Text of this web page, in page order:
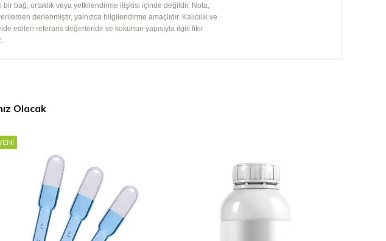
bağ, ortaklık veya yetkilendirme ilişkisi içinde değildir. Nota,
derlenmiştir, yalnızca bilgilendirme amaçlıdır. Kalıcılık ve
edilen referans değerleridir ve kokunun yapısıyla ilgili fikir
Olacak